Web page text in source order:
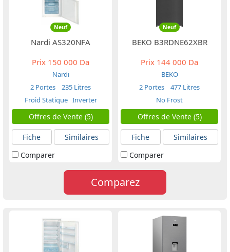
Neuf
Nardi AS320NFA
Prix 150 000 Da
Nardi
2 Portes
235 Litres
Froid Statique Inverter
Offres de Vente (5)
Fiche
Similaires
Comparer
Neuf
BEKO B3RDNE62XBR
Prix 144 000 Da
BEKO
2 Portes
477 Litres
No Frost
Offres de Vente (5)
Fiche
Similaires
Comparer
Comparez